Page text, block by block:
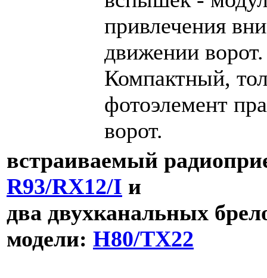
привлечения
движении ворот.
Компактный,
фотоэлемент
ворот.
встраиваемый
R93/RX12/I и
два двухканальных
модели: H80/TX22